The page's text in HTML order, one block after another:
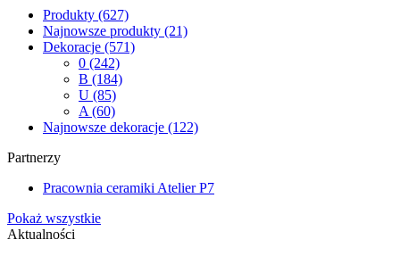
Produkty (627)
Najnowsze produkty (21)
Dekoracje (571)
0 (242)
B (184)
U (85)
A (60)
Najnowsze dekoracje (122)
Partnerzy
Pracownia ceramiki Atelier P7
Pokaż wszystkie
Aktualności